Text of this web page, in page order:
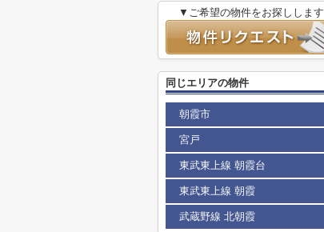
▼ご希望の物件をお探しします
同じエリアの物件
朝霞市
宮戸
東武東上線 朝霞台
東武東上線 朝霞
武蔵野線 北朝霞